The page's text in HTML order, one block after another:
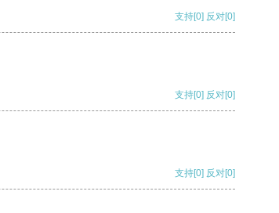
支持[0] 反对[0]
支持[0] 反对[0]
支持[0] 反对[0]